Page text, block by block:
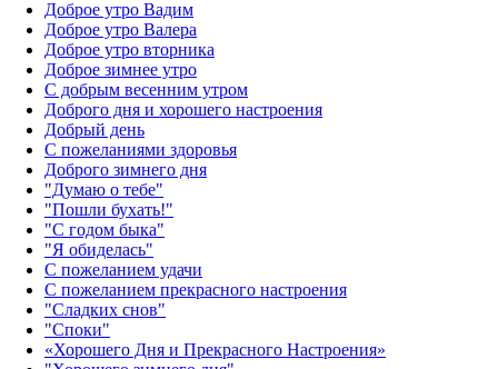
Доброе утро Вадим
Доброе утро Валера
Доброе утро вторника
Доброе зимнее утро
С добрым весенним утром
Доброго дня и хорошего настроения
Добрый день
С пожеланиями здоровья
Доброго зимнего дня
"Думаю о тебе"
"Пошли бухать!"
"С годом быка"
"Я обиделась"
С пожеланием удачи
С пожеланием прекрасного настроения
"Сладких снов"
"Споки"
«Хорошего Дня и Прекрасного Настроения»